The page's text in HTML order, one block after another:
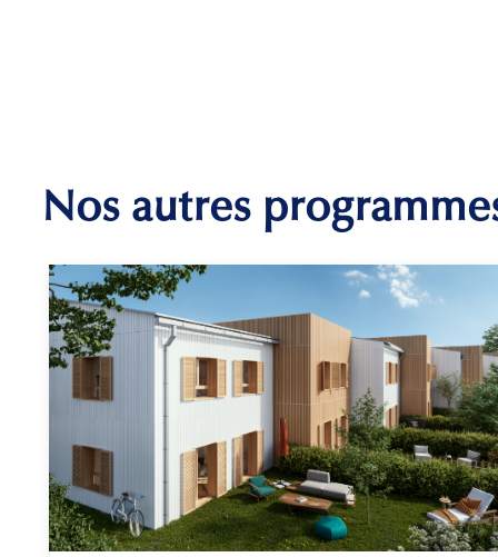
Nos autres